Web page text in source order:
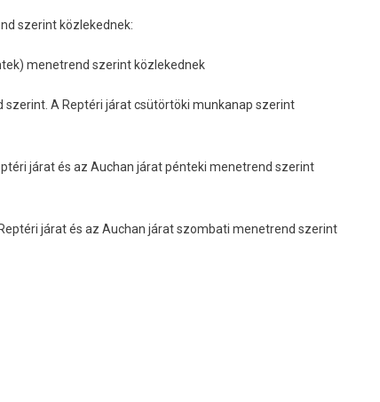
szerint közlekednek:
menetrend szerint közlekednek
A Reptéri járat csütörtöki munkanap szerint
járat és az Auchan járat pénteki menetrend szerint
járat és az Auchan járat szombati menetrend szerint